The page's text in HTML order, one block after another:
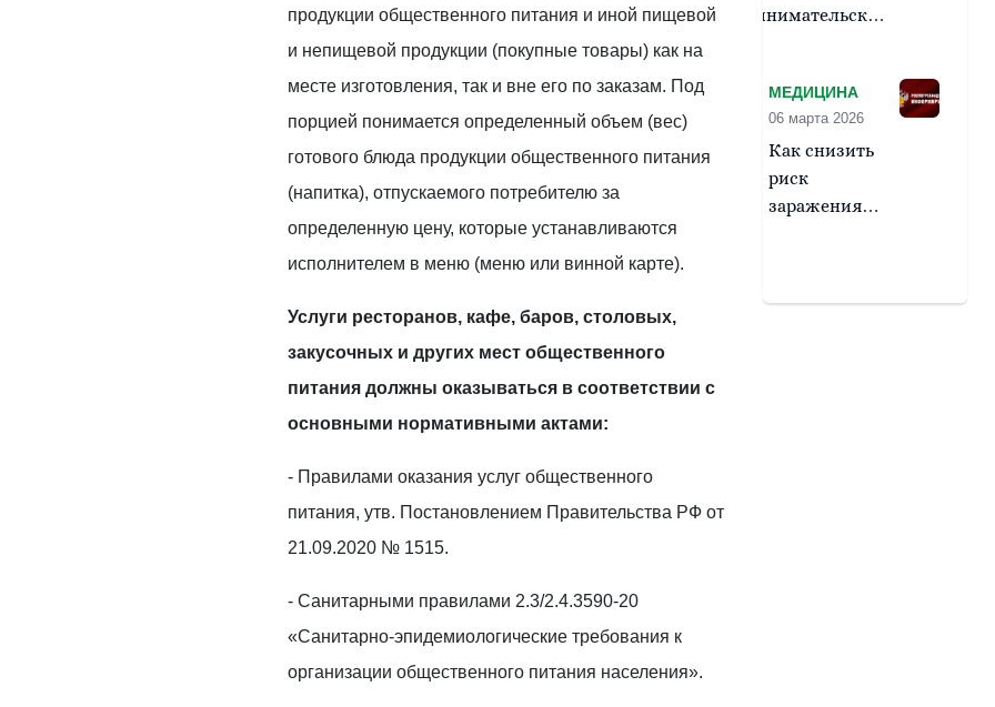
продукции общественного питания и иной пищевой
и непищевой продукции (покупные товары) как на
месте изготовления, так и вне его по заказам. Под
порцией понимается определенный объем (вес)
готового блюда продукции общественного питания
(напитка), отпускаемого потребителю за
определенную цену, которые устанавливаются
исполнителем в меню (меню или винной карте).
Услуги ресторанов, кафе, баров, столовых,
закусочных и других мест общественного
питания должны оказываться в соответствии с
основными нормативными актами:
- Правилами оказания услуг общественного
питания, утв. Постановлением Правительства РФ от
21.09.2020 № 1515.
- Санитарными правилами 2.3/2.4.3590-20
«Санитарно-эпидемиологические требования к
организации общественного питания населения».
предпринимательской
деятельности и
его нарушение
МЕДИЦИНА
06 марта 2026
Как снизить
риск
заражения